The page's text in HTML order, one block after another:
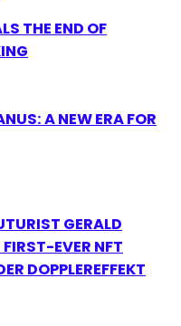
THE END OF
A NEW ERA FOR
GERALD
EVER NFT
DOPPLEREFFEKT